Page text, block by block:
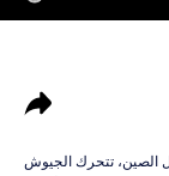
شمال الصين، تتحرك الجيوش